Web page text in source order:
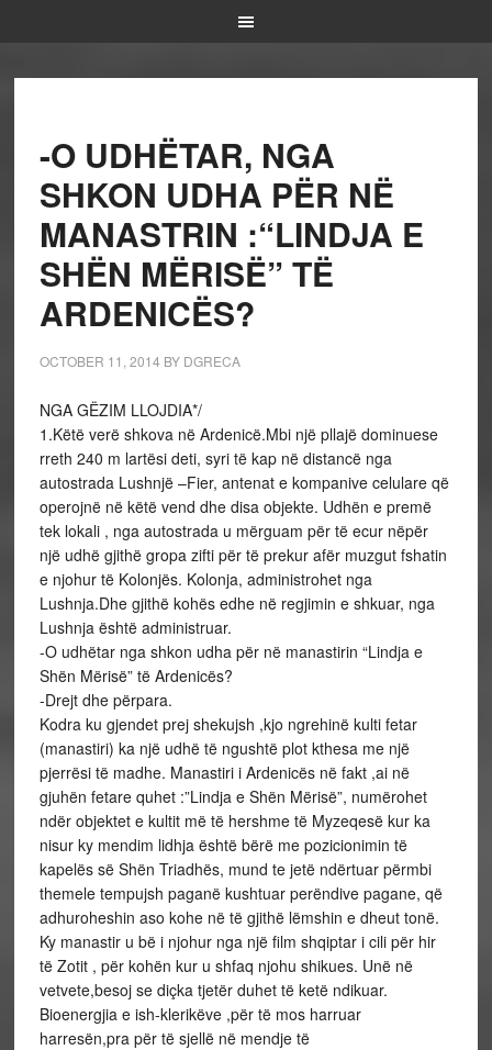
-O UDHËTAR, NGA
SHKON UDHA PËR NË
MANASTRIN :“LINDJA E
SHËN MËRISË” TË
ARDENICËS?
OCTOBER 11, 2014 BY DGRECA
NGA GËZIM LLOJDIA*/
1.Këtë verë shkova në Ardenicë.Mbi një pllajë dominuese
rreth 240 m lartësi deti, syri të kap në distancë nga
autostrada Lushnjë –Fier, antenat e kompanive celulare që
operojnë në këtë vend dhe disa objekte. Udhën e premë
tek lokali , nga autostrada u mërguam për të ecur nëpër
një udhë gjithë gropa zifti për të prekur afër muzgut fshatin
e njohur të Kolonjës. Kolonja, administrohet nga
Lushnja.Dhe gjithë kohës edhe në regjimin e shkuar, nga
Lushnja është administruar.
-O udhëtar nga shkon udha për në manastirin “Lindja e
Shën Mërisë” të Ardenicës?
-Drejt dhe përpara.
Kodra ku gjendet prej shekujsh ,kjo ngrehinë kulti fetar
(manastiri) ka një udhë të ngushtë plot kthesa me një
pjerrësi të madhe. Manastiri i Ardenicës në fakt ,ai në
gjuhën fetare quhet :”Lindja e Shën Mërisë”, numërohet
ndër objektet e kultit më të hershme të Myzeqesë kur ka
nisur ky mendim lidhja është bërë me pozicionimin të
kapelës së Shën Triadhës, mund te jetë ndërtuar përmbi
themele tempujsh paganë kushtuar perëndive pagane, që
adhuroheshin aso kohe në të gjithë lëmshin e dheut tonë.
Ky manastir u bë i njohur nga një film shqiptar i cili për hir
të Zotit , për kohën kur u shfaq njohu shikues. Unë në
vetvete,besoj se diçka tjetër duhet të ketë ndikuar.
Bioenergjia e ish-klerikëve ,për të mos harruar
harresën,pra për të sjellë në mendje të